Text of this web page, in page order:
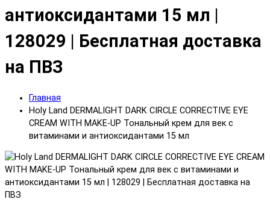
антиоксидантами 15 мл |
128029 | Бесплатная доставка
на ПВЗ
Главная
Holy Land DERMALIGHT DARK CIRCLE CORRECTIVE EYE
CREAM WITH MAKE-UP Тональный крем для век с
витаминами и антиоксидантами 15 мл